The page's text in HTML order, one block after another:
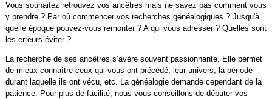
Vous souhaitez retrouvez vos ancêtres mais ne savez pas comment vous
y prendre ? Par où commencer vos recherches généalogiques ? Jusqu'à
quelle époque pouvez-vous remonter ? A qui vous adresser ? Quelles sont
les erreurs éviter ?
La recherche de ses ancêtres s’avère souvent passionnante. Elle permet
de mieux connaître ceux qui vous ont précédé, leur univers, la période
durant laquelle ils ont vécu, etc. La généalogie demande cependant de la
patience. Pour plus de facilité, nous vous conseillons de débuter vos